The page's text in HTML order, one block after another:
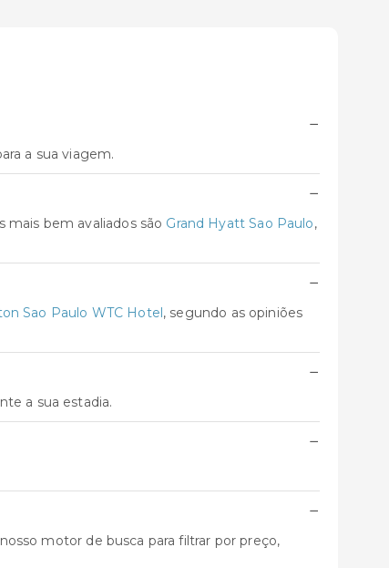
−
a sua viagem.
−
mais bem avaliados são Grand Hyatt Sao Paulo,
−
Sao Paulo WTC Hotel, segundo as opiniões
−
a sua estadia.
−
−
motor de busca para filtrar por preço,